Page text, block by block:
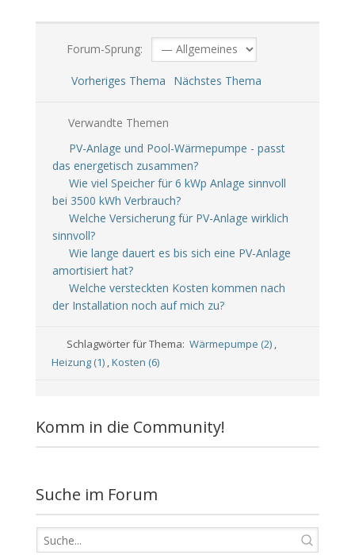
Forum-Sprung:
Vorheriges Thema Nächstes Thema
Verwandte Themen
PV-Anlage und Pool-Wärmepumpe - passt
das energetisch zusammen?
Wie viel Speicher für 6 kWp Anlage sinnvoll
bei 3500 kWh Verbrauch?
Welche Versicherung für PV-Anlage wirklich
sinnvoll?
Wie lange dauert es bis sich eine PV-Anlage
amortisiert hat?
Welche versteckten Kosten kommen nach
der Installation noch auf mich zu?
Schlagwörter für Thema:Wärmepumpe (2) ,
Heizung (1) ,Kosten (6)
Komm in die Community!
Suche im Forum